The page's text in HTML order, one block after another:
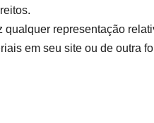
representação
em seu site ou de outra